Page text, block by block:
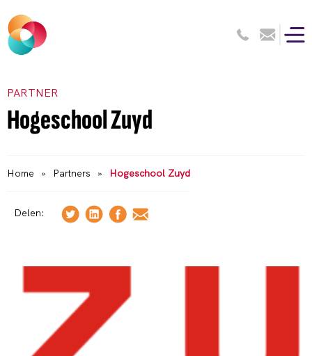
PARTNER
Hogeschool Zuyd
Home » Partners » Hogeschool Zuyd
Delen: